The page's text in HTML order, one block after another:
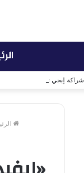
شراكة إيجي تاورز مع بلدينا..